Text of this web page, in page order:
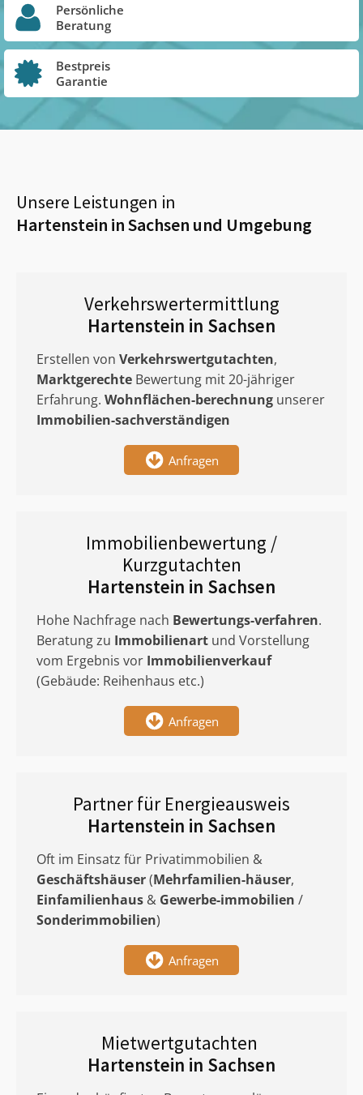
Persönliche
Beratung
Bestpreis
Garantie
Unsere Leistungen in
Hartenstein in Sachsen und Umgebung
Verkehrswertermittlung
Hartenstein in Sachsen
Erstellen von Verkehrswertgutachten,
Marktgerechte Bewertung mit 20-jähriger
Erfahrung. Wohnflächen-berechnung unserer
Immobilien-sachverständigen
Anfragen
Immobilienbewertung /
Kurzgutachten
Hartenstein in Sachsen
Hohe Nachfrage nach Bewertungs-verfahren.
Beratung zu Immobilienart und Vorstellung
vom Ergebnis vor Immobilienverkauf
(Gebäude: Reihenhaus etc.)
Anfragen
Partner für Energieausweis
Hartenstein in Sachsen
Oft im Einsatz für Privatimmobilien &
Geschäftshäuser(Mehrfamilien-häuser,
Einfamilienhaus & Gewerbe-immobilien /
Sonderimmobilien)
Anfragen
Mietwertgutachten
Hartenstein in Sachsen